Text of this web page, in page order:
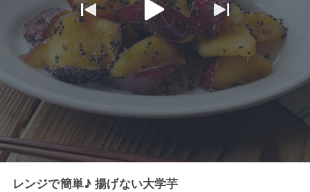
レンジで簡単♪ 揚げない大学芋